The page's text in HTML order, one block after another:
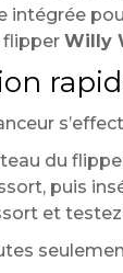
intégrée
flipper Willy
du
puis
et